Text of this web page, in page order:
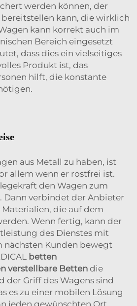
werden können, der
kann, die wirklich
kann korrekt auch im
Bereich eingesetzt
dass dies ein vielseitiges
Produkt ist, das
hilft, die konstante
aus Metall zu haben, ist
allem wenn er rostfrei ist.
den Wagen zum
Dann verbindet der Anbieter
die auf dem
Wenn fertig, kann der
des Dienstes mit
nächsten Kunden bewegt
betten
verstellbare Betten die
der Griff des Wagens sind
es zu einer mobilen Lösung
jeden gewünschten Ort